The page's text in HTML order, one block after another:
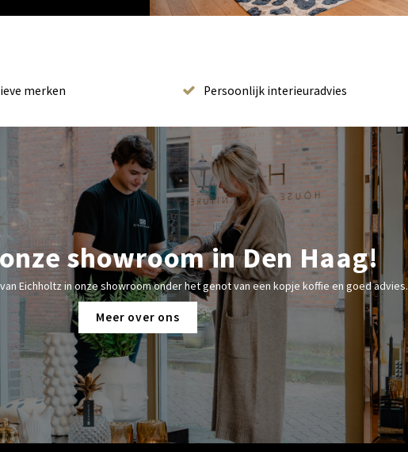
merken Persoonlijk interieuradvies
showroom in Den Haag!
Eichholtz in onze showroom onder het genot van een kopje koffie en goed advies.
Meer over ons